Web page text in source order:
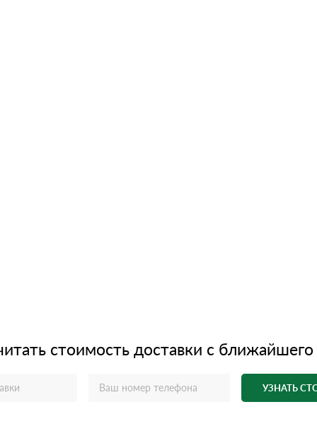
стоимость доставки с ближайшего
УЗНАТЬ